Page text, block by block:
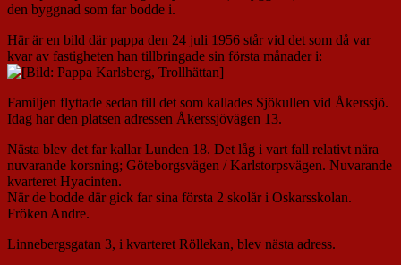
den byggnad som far bodde i.
Här är en bild där pappa den 24 juli 1956 står vid det som då var
kvar av fastigheten han tillbringade sin första månader i:
Familjen flyttade sedan till det som kallades Sjökullen vid Åkerssjö.
Idag har den platsen adressen Åkerssjövägen 13.
Nästa blev det far kallar Lunden 18. Det låg i vart fall relativt nära
nuvarande korsning; Göteborgsvägen / Karlstorpsvägen. Nuvarande
kvarteret Hyacinten.
När de bodde där gick far sina första 2 skolår i Oskarsskolan.
Fröken Andre.
Linnebergsgatan 3, i kvarteret Röllekan, blev nästa adress.